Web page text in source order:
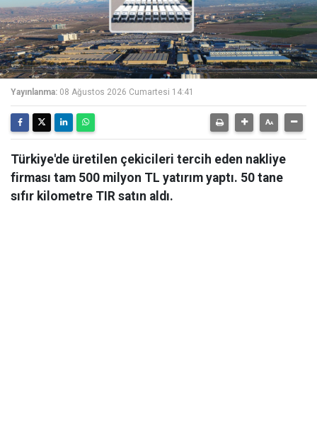
Yayınlanma: 08 Ağustos 2026 Cumartesi 14:41
Türkiye'de üretilen çekicileri tercih eden nakliye
firması tam 500 milyon TL yatırım yaptı. 50 tane
sıfır kilometre TIR satın aldı.